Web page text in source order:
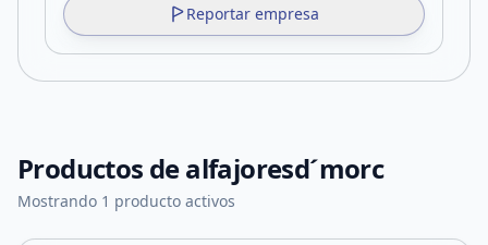
Reportar empresa
Productos dealfajoresd´morc
Mostrando 1 producto activos